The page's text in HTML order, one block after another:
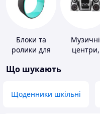
Блоки та
ролики для
Музичні
центри,
Що шукають
Щоденники шкільні